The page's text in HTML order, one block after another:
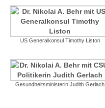
US Generalkonsul Timothy Liston
Gesundheitsministerin Judith Gerlach